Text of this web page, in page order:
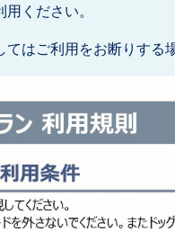
ください。
はご利用をお断りする